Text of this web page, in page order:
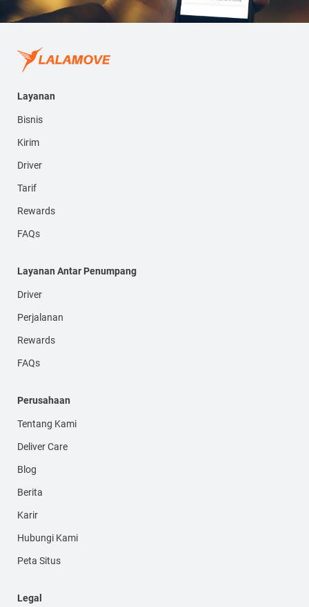
Layanan
Bisnis
Kirim
Driver
Tarif
Rewards
FAQs
Layanan Antar Penumpang
Driver
Perjalanan
Rewards
FAQs
Perusahaan
Tentang Kami
Deliver Care
Blog
Berita
Karir
Hubungi Kami
Peta Situs
Legal